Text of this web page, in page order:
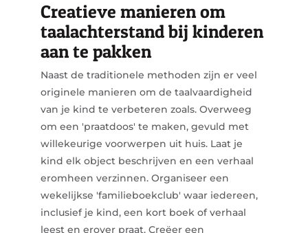
Creatieve manieren om
taalachterstand bij kinderen
aan te pakken
Naast de traditionele methoden zijn er veel
originele manieren om de taalvaardigheid
van je kind te verbeteren zoals. Overweeg
om een 'praatdoos' te maken, gevuld met
willekeurige voorwerpen uit huis. Laat je
kind elk object beschrijven en een verhaal
eromheen verzinnen. Organiseer een
wekelijkse 'familieboekclub' waar iedereen,
inclusief je kind, een kort boek of verhaal
leest en erover praat. Creëer een